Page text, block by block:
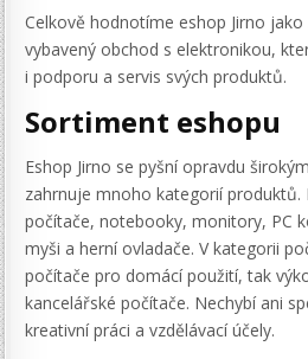
Celkově hodnotíme eshop Jirno
vybavený obchod s elektronikou,
i podporu a servis svých produktů.
Sortiment eshopu
Eshop Jirno se pyšní opravdu
zahrnuje mnoho kategorií
počítače, notebooky, monitory, PC
myši a herní ovladače. V kategorii
počítače pro domácí použití, tak
kancelářské počítače. Nechybí ani
kreativní práci a vzdělávací účely.